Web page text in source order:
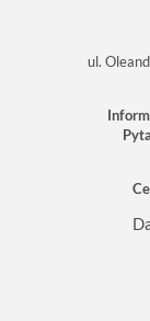
ul.